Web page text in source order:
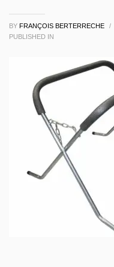
BY FRANÇOIS BERTERRECHE /
PUBLISHED IN